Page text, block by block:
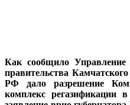
Как сообщило Управление
правительства
РФ дало разрешение
комплекс регазификации